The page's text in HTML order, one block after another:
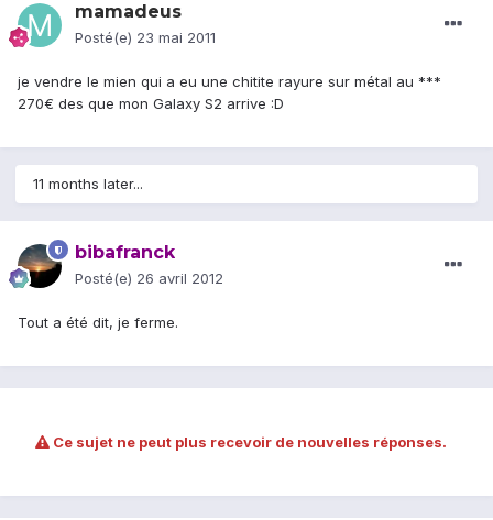
mamadeus
Posté(e) 23 mai 2011
je vendre le mien qui a eu une chitite rayure sur métal au ***
270€ des que mon Galaxy S2 arrive :D
11 months later...
bibafranck
Posté(e) 26 avril 2012
Tout a été dit, je ferme.
Ce sujet ne peut plus recevoir de nouvelles réponses.